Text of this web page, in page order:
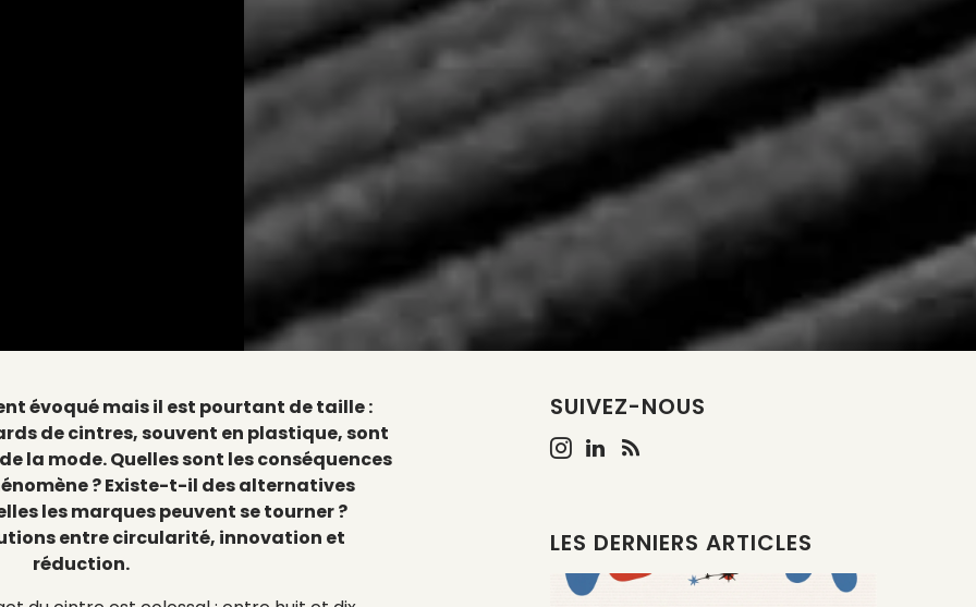
évoqué mais il est pourtant de taille :
de cintres, souvent en plastique, sont
la mode. Quelles sont les conséquences
? Existe-t-il des alternatives
les marques peuvent se tourner ?
entre circularité, innovation et
réduction.
SUIVEZ-NOUS
LES DERNIERS ARTICLES